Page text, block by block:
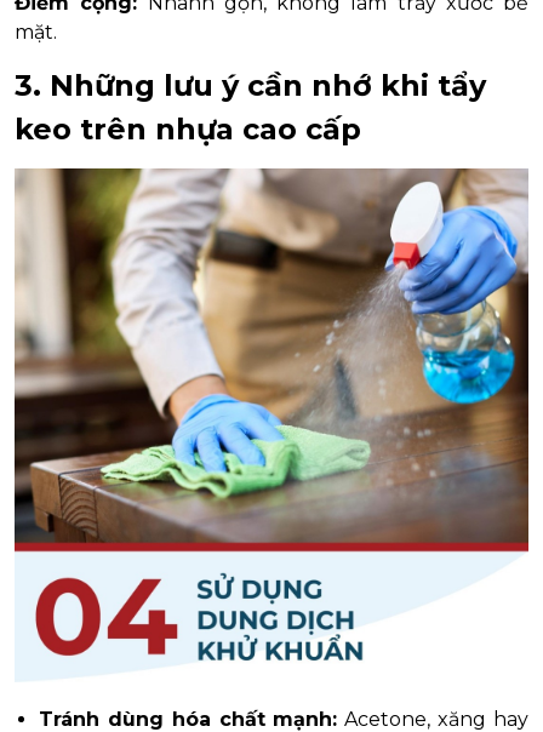
mặt.
3. Những lưu ý cần nhớ khi tẩy
keo trên nhựa cao cấp
Tránh dùng hóa chất mạnh: Acetone, xăng hay